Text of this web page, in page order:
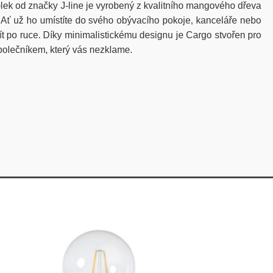
od značky J-line je vyrobený z kvalitního mangového dřeva
už ho umístíte do svého obývacího pokoje, kanceláře nebo
po ruce. Díky minimalistickému designu je Cargo stvořen pro
který vás nezklame.